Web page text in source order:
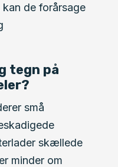
de forårsage
tegn på
små
skællede
minder om